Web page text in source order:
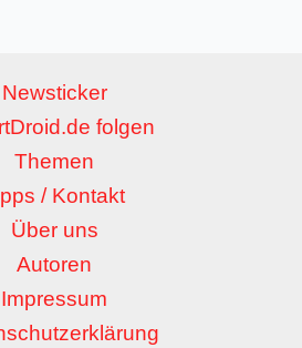
Newsticker
folgen
Themen
/ Kontakt
Über uns
Autoren
Impressum